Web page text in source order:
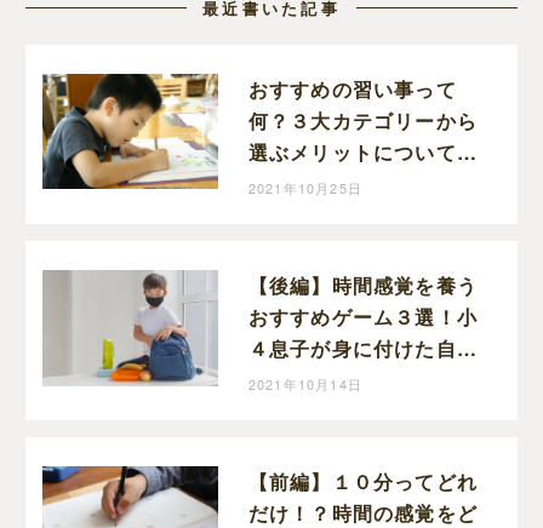
最近書いた記事
おすすめの習い事って
何？３大カテゴリーから
選ぶメリットについて小
４息子の習い事から考え
2021年10月25日
【後編】時間感覚を養う
おすすめゲーム３選！小
４息子が身に付けた自分
時間の作り方と使い方
2021年10月14日
【前編】１０分ってどれ
だけ！？時間の感覚をど